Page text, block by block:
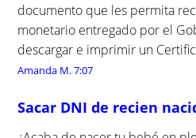
documento que les permita
monetario entregado por el
descargar e imprimir un
Amanda M.7:07
Sacar DNI de recien